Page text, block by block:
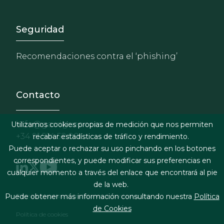
Footer - Extranet y
Seguridad
Recomendaciones contra el ‘phishing’
Contacto
info@garrigues.com
+34 91 514 52 00
Footer menu
Términos legales y condiciones de contratación
Política de cookies
Utilizamos cookies propias de medición que nos permiten
recabar estadísticas de tráfico y rendimiento.
Puede aceptar o rechazar su uso pinchando en los botones
correspondientes, y puede modificar sus preferencias en
cualquier momento a través del enlace que encontrará al pie
de la web.
Puede obtener más información consultando nuestra Política
de Cookies